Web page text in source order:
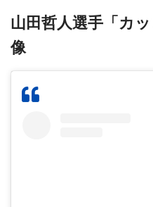
山田哲人選手「カ
像